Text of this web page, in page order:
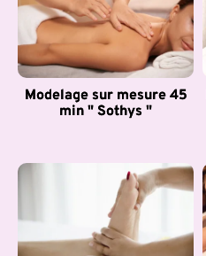
Modelage sur mesure 45
min " Sothys "